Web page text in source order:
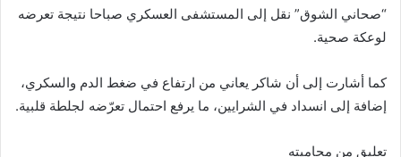
“صحاني الشوق” نقل إلى المستشفى العسكري صباحا نتيجة تعرضه
لوعكة صحية.
كما أشارت إلى أن شاكر يعاني من ارتفاع في ضغط الدم والسكري،
إضافة إلى انسداد في الشرايين، ما يرفع احتمال تعرّضه لجلطة قلبية.
تعليق من محاميته